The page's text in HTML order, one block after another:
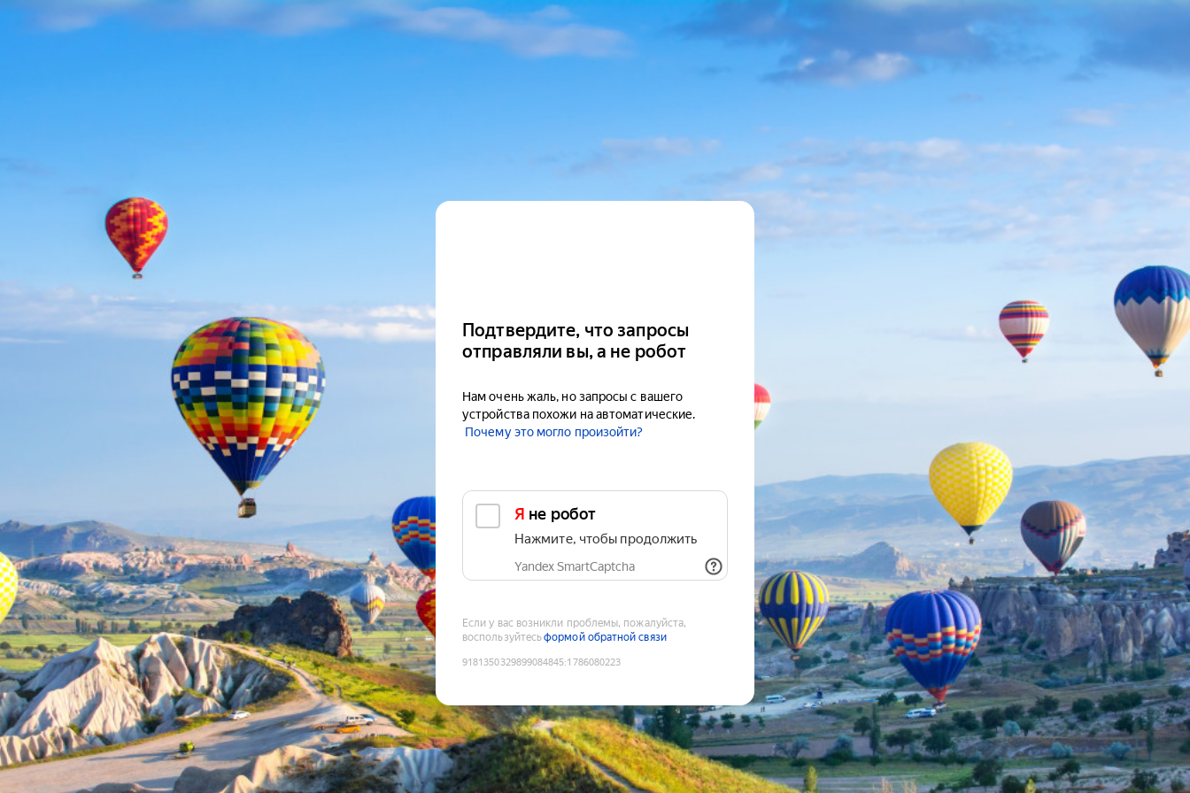
Подтвердите, что запросы
отправляли вы, а не робот
Нам очень жаль, но запросы с вашего
устройства похожи на автоматические.
Почему это могло произойти?
Я не робот
Нажмите, чтобы продолжить
Yandex SmartCaptcha
Если у вас возникли проблемы, пожалуйста,
воспользуйтесьформой обратной связи
9181350329899084845:1786080223